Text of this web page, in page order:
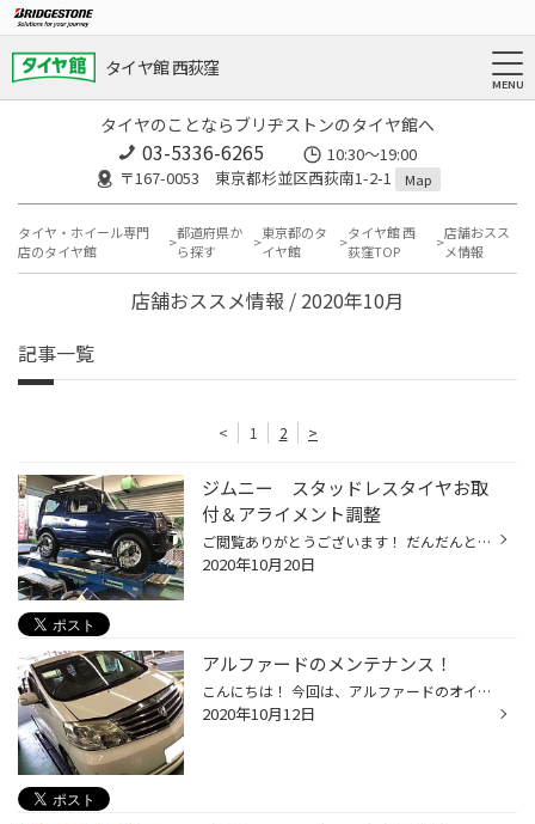
タイヤ館 西荻窪
タイヤのことならブリヂストンのタイヤ館へ
03-5336-6265
10:30～19:00
〒167-0053 東京都杉並区西荻南1-2-1
Map
タイヤ・ホイール専門
店のタイヤ館
都道府県か
ら探す
東京都のタ
イヤ館
タイヤ館 西
荻窪TOP
店舗おスス
メ情報
店舗おススメ情報 / 2020年10月
記事一覧
< 1 2 >
ジムニー スタッドレスタイヤお取
付＆アライメント調整
ご閲覧ありがとうございます！ だんだんと寒くなってきており 去年よりもスタッドレスタイヤのお問い合わせが 早いです！！ 本日はジムニーのお客様にお電話にて ご予約を頂いていたスタッドレスタイヤのお取り付けを させていただきました！！ タイヤサイズ:175/80R16 タイヤパタン:ブリザックDM-V...
2020年10月20日
アルファードのメンテナンス！
こんにちは！ 今回は、アルファードのオイル等のメンテナンスです。 すでにオイル交換時期に差し掛かっていましたので、オイル交換を行うのですが… オイルだけでなくワイパーのゴムがへたり、音鳴りがするということなので フロントのワイパーは交換です♪ BOSCH パフォーマンス+ ワイパーの交換目安...
2020年10月12日